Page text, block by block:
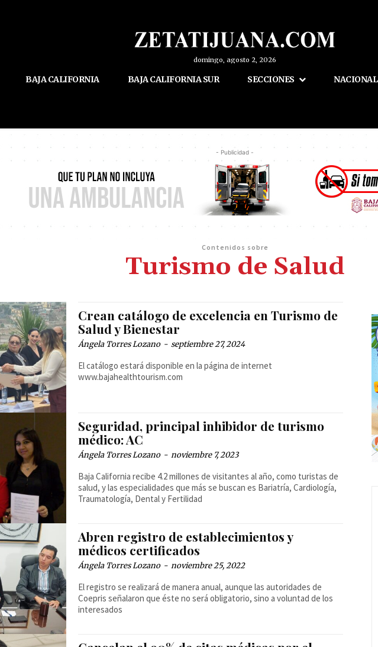
domingo, agosto 2, 2026
BAJA CALIFORNIA BAJA CALIFORNIA SUR SECCIONES NACIONAL
- Publicidad -
Contenidos sobre
Turismo de Salud
Crean catálogo de excelencia en Turismo de
Salud y Bienestar
Ángela Torres Lozano - septiembre 27, 2024
El catálogo estará disponible en la página de internet
www.bajahealthtourism.com
Seguridad, principal inhibidor de turismo
médico: AC
Ángela Torres Lozano - noviembre 7, 2023
Baja California recibe 4.2 millones de visitantes al año, como turistas de
salud, y las especialidades que más se buscan es Bariatría, Cardiología,
Traumatología, Dental y Fertilidad
Abren registro de establecimientos y
médicos certificados
Ángela Torres Lozano - noviembre 25, 2022
El registro se realizará de manera anual, aunque las autoridades de
Coepris señalaron que éste no será obligatorio, sino a voluntad de los
interesados